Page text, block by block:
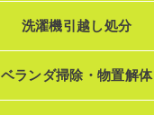
洗濯機引越し処分
ベランダ掃除・物置解体